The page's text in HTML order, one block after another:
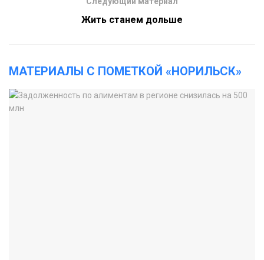
Жить станем дольше
МАТЕРИАЛЫ С ПОМЕТКОЙ «НОРИЛЬСК»